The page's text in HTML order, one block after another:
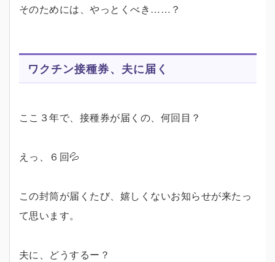
そのためには、やっとくべき……？
ワクチン接種券、夫に届く
ここ３年で、接種券が届くの、何回目？
えっ、６回💦
この封筒が届くたび、嬉しくないお知らせが来たっ
て思います。
夫に、どうするー？